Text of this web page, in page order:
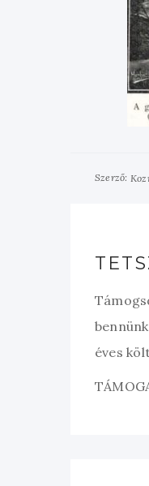
Szerző:
éves